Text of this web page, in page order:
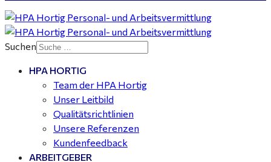
gesucht für Halle (Saale) - ab 4.000 €
Buchhalter (m/w/d) für Halle (Saale) gesucht - TZ 20-
Suchen
HPA HORTIG
Team der HPA Hortig
Unser Leitbild
Qualitätsrichtlinien
Unsere Referenzen
Kundenfeedback
ARBEITGEBER